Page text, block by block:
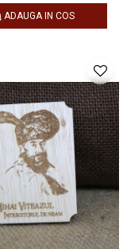
ADAUGA IN COS